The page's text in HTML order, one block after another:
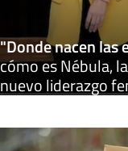
"Donde nacen las
cómo es Nébula,
nuevo liderazgo